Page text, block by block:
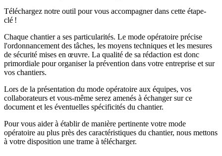
Téléchargez notre outil pour vous accompagner dans cette étape-
clé !
Chaque chantier a ses particularités. Le mode opératoire précise
l'ordonnancement des tâches, les moyens techniques et les mesures
de sécurité mises en œuvre. La qualité de sa rédaction est donc
primordiale pour organiser la prévention dans votre entreprise et sur
vos chantiers.
Lors de la présentation du mode opératoire aux équipes, vos
collaborateurs et vous-même serez amenés à échanger sur ce
document et les éventuelles spécificités du chantier.
Pour vous aider à établir de manière pertinente votre mode
opératoire au plus près des caractéristiques du chantier, nous mettons
à votre disposition une trame à télécharger.